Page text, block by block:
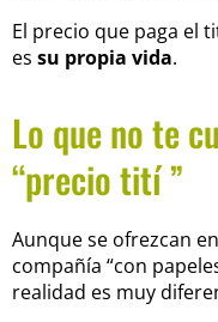
El precio que paga el
es su propia vida.
Lo que no te
“precio tití ”
Aunque se ofrezcan
compañía “con
realidad es muy